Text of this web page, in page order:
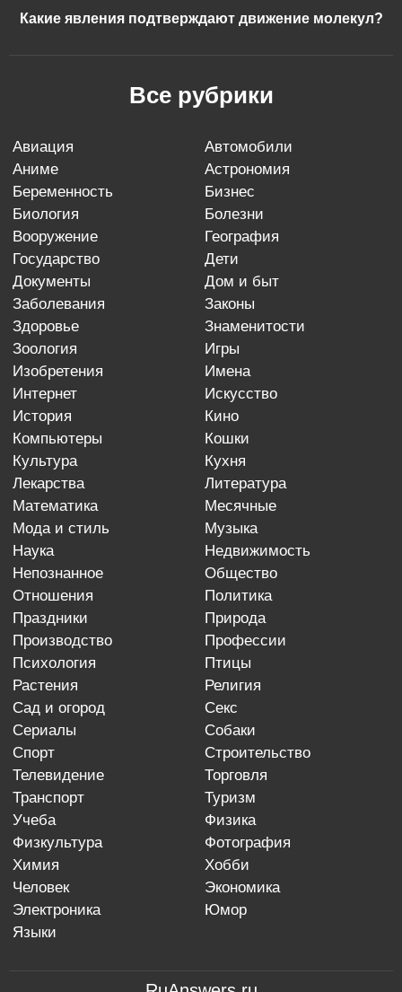
Какие явления подтверждают движение молекул?
Все рубрики
авиация
автомобили
аниме
астрономия
беременность
бизнес
биология
болезни
вооружение
география
государство
дети
документы
дом и быт
заболевания
законы
здоровье
знаменитости
зоология
игры
изобретения
имена
интернет
искусство
история
кино
компьютеры
кошки
культура
кухня
лекарства
литература
математика
месячные
мода и стиль
музыка
наука
недвижимость
непознанное
общество
отношения
политика
праздники
природа
производство
профессии
психология
птицы
растения
религия
сад и огород
секс
сериалы
собаки
спорт
строительство
телевидение
торговля
транспорт
туризм
учеба
физика
физкультура
фотография
химия
хобби
человек
экономика
электроника
юмор
языки